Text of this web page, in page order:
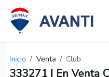
Inicio Venta Club
333271 | En Venta